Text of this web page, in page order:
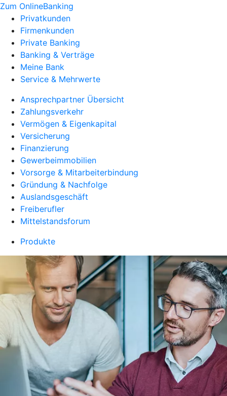
Zum OnlineBanking
Privatkunden
Firmenkunden
Private Banking
Banking & Verträge
Meine Bank
Service & Mehrwerte
Ansprechpartner Übersicht
Zahlungsverkehr
Vermögen & Eigenkapital
Versicherung
Finanzierung
Gewerbeimmobilien
Vorsorge & Mitarbeiterbindung
Gründung & Nachfolge
Auslandsgeschäft
Freiberufler
Mittelstandsforum
Produkte